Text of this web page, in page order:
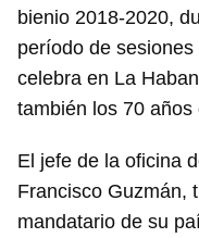
bienio 2018-2020,
período de
celebra en La
también los 70 años
El jefe de la oficina
Francisco Guzmán,
mandatario de su